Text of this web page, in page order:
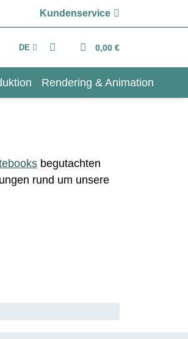
Kundenservice
DE 0,00 €
Rendering & Animation
begutachten
rund um unsere